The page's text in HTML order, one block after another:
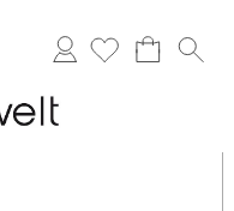
Anmelden